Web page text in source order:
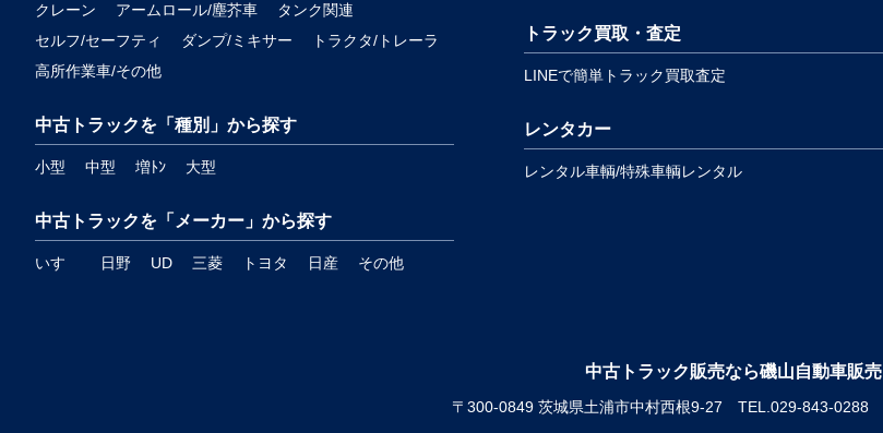
クレーン
アームロール/塵芥車
タンク関連
セルフ/セーフティ
ダンプ/ミキサー
トラクタ/トレーラ
高所作業車/その他
中古トラックを「種別」から探す
小型 中型 増ﾄﾝ 大型
中古トラックを「メーカー」から探す
いすゞ 日野 UD 三菱 トヨタ 日産 その他
トラック買取・査定
LINEで簡単トラック買取査定
レンタカー
レンタル車輌/特殊車輌レンタル
中古トラック販売なら磯山自動車販売
〒300-0849 茨城県土浦市中村西根9-27 TEL.029-843-0288